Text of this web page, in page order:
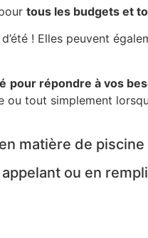
tous les budgets et
! Elles peuvent
pour répondre à vos
ou tout simplement
matière de
ou en